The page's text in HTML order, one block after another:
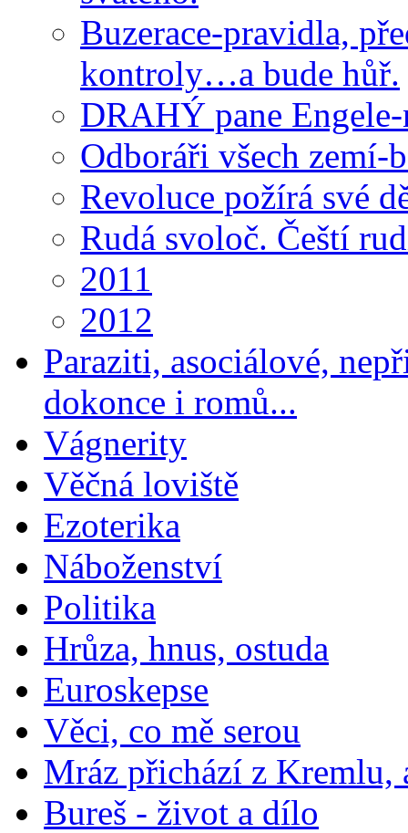
Buzerace-pravidla,
kontroly…a bude hůř.
DRAHÝ pane
Odboráři všech
Revoluce požírá své
Rudá svoloč. Čeští
2011
2012
Paraziti, asociálové,
dokonce i romů...
Vágnerity
Věčná loviště
Ezoterika
Náboženství
Politika
Hrůza, hnus, ostuda
Euroskepse
Věci, co mě serou
Mráz přichází z Kremlu,
Bureš - život a dílo